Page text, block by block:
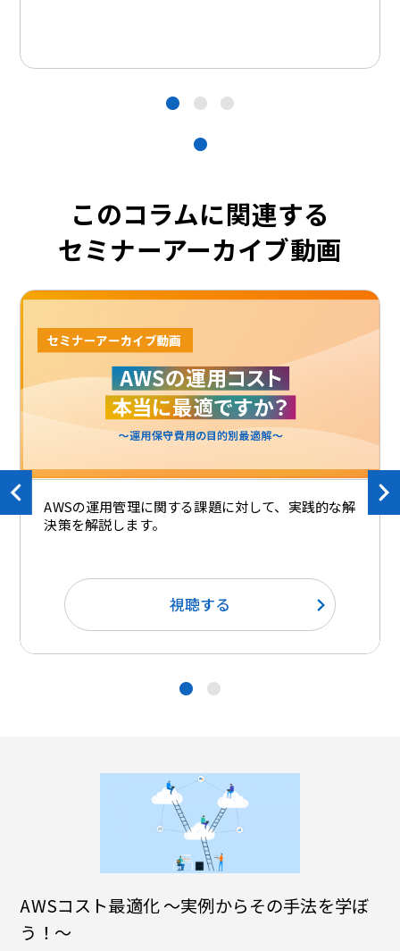
● ●
●
●
このコラムに関連する
セミナーアーカイブ動画
AWSの運用管理に関する課題に対して、実践的な解
決策を解説します。
視聴する
● ●
AWSコスト最適化 ～実例からその手法を学ぼ
う！～